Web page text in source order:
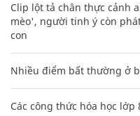
Clip lột tả chân thực cảnh
mèo', người tinh ý còn
con
Nhiều điểm bất thường ở
Các công thức hóa học